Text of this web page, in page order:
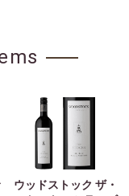
ウッドストック ザ・